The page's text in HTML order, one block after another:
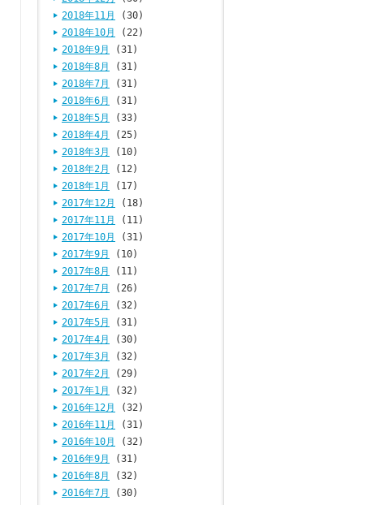
2018年11月
(30)
2018年10月
(22)
2018年9月
(31)
2018年8月
(31)
2018年7月
(31)
2018年6月
(31)
2018年5月
(33)
2018年4月
(25)
2018年3月
(10)
2018年2月
(12)
2018年1月
(17)
2017年12月
(18)
2017年11月
(11)
2017年10月
(31)
2017年9月
(10)
2017年8月
(11)
2017年7月
(26)
2017年6月
(32)
2017年5月
(31)
2017年4月
(30)
2017年3月
(32)
2017年2月
(29)
2017年1月
(32)
2016年12月
(32)
2016年11月
(31)
2016年10月
(32)
2016年9月
(31)
2016年8月
(32)
2016年7月
(30)